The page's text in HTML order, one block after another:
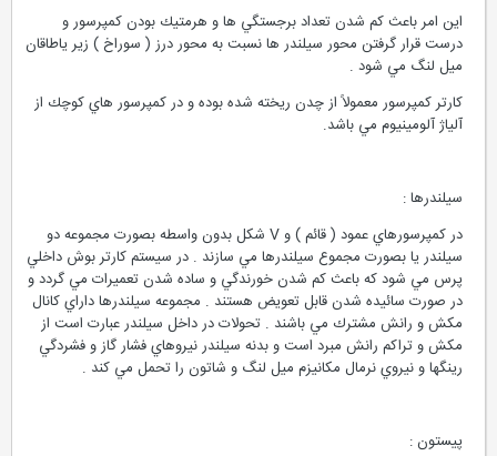
اين امر باعث كم شدن تعداد برجستگي ها و هرمتيك بودن كمپرسور و
درست قرار گرفتن محور سيلندر ها نسبت به محور درز ( سوراخ ) زير ياطاقان
ميل لنگ مي شود .
كارتر كمپرسور معمولاً از چدن ريخته شده بوده و در كمپرسور هاي كوچك از
آلياژ آلومينيوم مي باشد.
سيلندرها :
در كمپرسورهاي عمود ( قائم ) و V شكل بدون واسطه بصورت مجموعه دو
سيلندر يا بصورت مجموع سيلندرها مي سازند . در سيستم كارتر بوش داخلي
پرس مي شود كه باعث كم شدن خورندگي و ساده شدن تعميرات مي گردد و
در صورت سائيده شدن قابل تعويض هستند . مجموعه سيلندرها داراي كانال
مكش و رانش مشترك مي باشند . تحولات در داخل سيلندر عبارت است از
مكش و تراكم رانش مبرد است و بدنه سيلندر نيروهاي فشار گاز و فشردگي
رينگها و نيروي نرمال مكانيزم ميل لنگ و شاتون را تحمل مي كند .
پيستون :